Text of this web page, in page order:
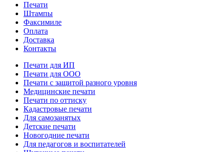
Печати
Штампы
Факсимиле
Оплата
Доставка
Контакты
Печати для ИП
Печати для ООО
Печати с защитой разного уровня
Медицинские печати
Печати по оттиску
Кадастровые печати
Для самозанятых
Детские печати
Новогодние печати
Для педагогов и воспитателей